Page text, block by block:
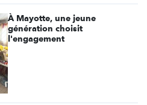
À Mayotte, une jeune
génération choisit
l'engagement